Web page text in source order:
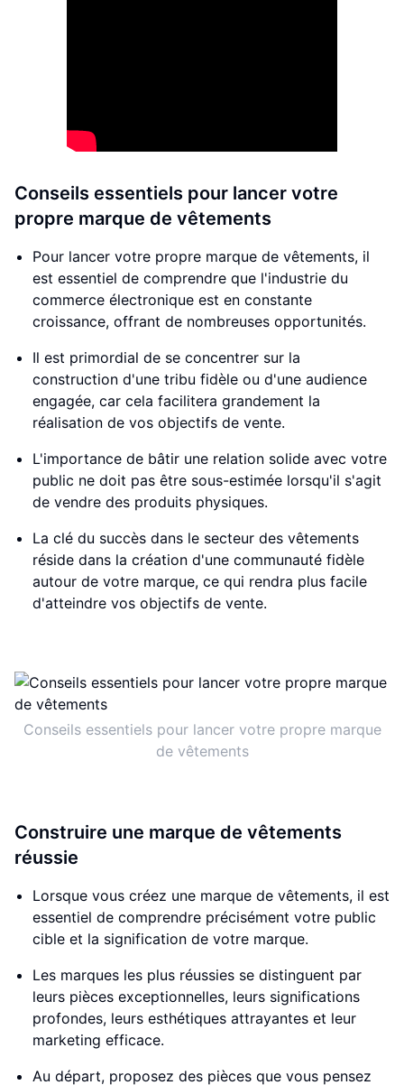
Conseils essentiels pour lancer votre
propre marque de vêtements
Pour lancer votre propre marque de vêtements, il
est essentiel de comprendre que l'industrie du
commerce électronique est en constante
croissance, offrant de nombreuses opportunités.
Il est primordial de se concentrer sur la
construction d'une tribu fidèle ou d'une audience
engagée, car cela facilitera grandement la
réalisation de vos objectifs de vente.
L'importance de bâtir une relation solide avec votre
public ne doit pas être sous-estimée lorsqu'il s'agit
de vendre des produits physiques.
La clé du succès dans le secteur des vêtements
réside dans la création d'une communauté fidèle
autour de votre marque, ce qui rendra plus facile
d'atteindre vos objectifs de vente.
Conseils essentiels pour lancer votre propre marque
de vêtements
Construire une marque de vêtements
réussie
Lorsque vous créez une marque de vêtements, il est
essentiel de comprendre précisément votre public
cible et la signification de votre marque.
Les marques les plus réussies se distinguent par
leurs pièces exceptionnelles, leurs significations
profondes, leurs esthétiques attrayantes et leur
marketing efficace.
Au départ, proposez des pièces que vous pensez